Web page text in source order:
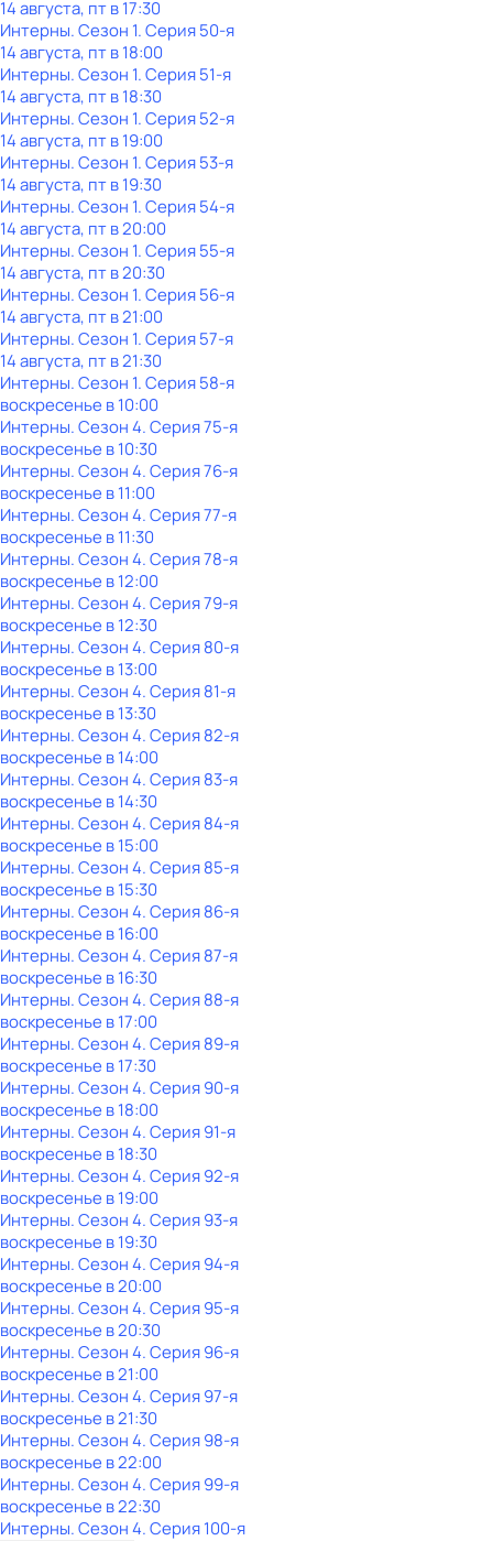
14 августа, пт в 17:30
Интерны. Сезон 1. Серия 50-я
14 августа, пт в 18:00
Интерны. Сезон 1. Серия 51-я
14 августа, пт в 18:30
Интерны. Сезон 1. Серия 52-я
14 августа, пт в 19:00
Интерны. Сезон 1. Серия 53-я
14 августа, пт в 19:30
Интерны. Сезон 1. Серия 54-я
14 августа, пт в 20:00
Интерны. Сезон 1. Серия 55-я
14 августа, пт в 20:30
Интерны. Сезон 1. Серия 56-я
14 августа, пт в 21:00
Интерны. Сезон 1. Серия 57-я
14 августа, пт в 21:30
Интерны. Сезон 1. Серия 58-я
воскресенье в10:00
Интерны. Сезон 4. Серия 75-я
воскресенье в10:30
Интерны. Сезон 4. Серия 76-я
воскресенье в11:00
Интерны. Сезон 4. Серия 77-я
воскресенье в11:30
Интерны. Сезон 4. Серия 78-я
воскресенье в12:00
Интерны. Сезон 4. Серия 79-я
воскресенье в12:30
Интерны. Сезон 4. Серия 80-я
воскресенье в13:00
Интерны. Сезон 4. Серия 81-я
воскресенье в13:30
Интерны. Сезон 4. Серия 82-я
воскресенье в14:00
Интерны. Сезон 4. Серия 83-я
воскресенье в14:30
Интерны. Сезон 4. Серия 84-я
воскресенье в15:00
Интерны. Сезон 4. Серия 85-я
воскресенье в15:30
Интерны. Сезон 4. Серия 86-я
воскресенье в16:00
Интерны. Сезон 4. Серия 87-я
воскресенье в16:30
Интерны. Сезон 4. Серия 88-я
воскресенье в17:00
Интерны. Сезон 4. Серия 89-я
воскресенье в17:30
Интерны. Сезон 4. Серия 90-я
воскресенье в18:00
Интерны. Сезон 4. Серия 91-я
воскресенье в18:30
Интерны. Сезон 4. Серия 92-я
воскресенье в19:00
Интерны. Сезон 4. Серия 93-я
воскресенье в19:30
Интерны. Сезон 4. Серия 94-я
воскресенье в20:00
Интерны. Сезон 4. Серия 95-я
воскресенье в20:30
Интерны. Сезон 4. Серия 96-я
воскресенье в21:00
Интерны. Сезон 4. Серия 97-я
воскресенье в21:30
Интерны. Сезон 4. Серия 98-я
воскресенье в22:00
Интерны. Сезон 4. Серия 99-я
воскресенье в22:30
Интерны. Сезон 4. Серия 100-я